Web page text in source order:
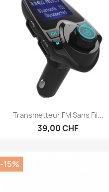
Aperçu rapide
Transmetteur FM Sans Fil...
39,00 CHF
-15%